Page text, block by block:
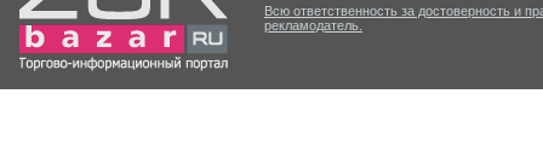
Всю ответственность за достоверность и
рекламодатель.